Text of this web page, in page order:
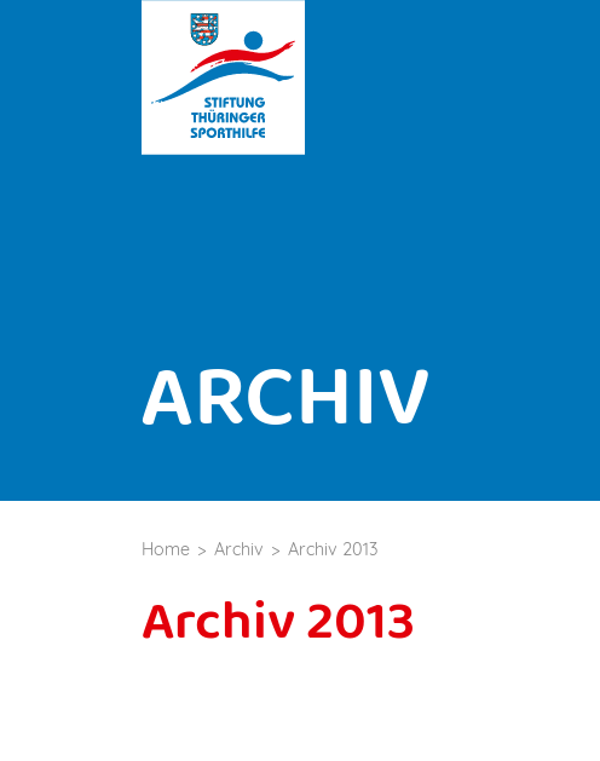
ARCHIV
Home Archiv Archiv 2013
Archiv 2013